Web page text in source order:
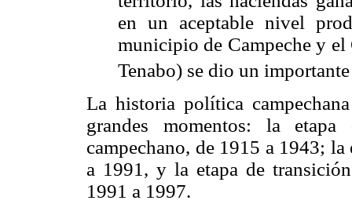
en un aceptable nivel
municipio de Campeche y
Tenabo) se dio un
La historia política
grandes momentos: la
campechano, de 1915 a 1943;
a 1991, y la etapa de
1991 a 1997.